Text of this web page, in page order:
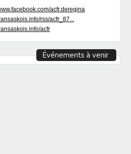
acfr.deregina
rss/acfr_87...
acfr
Événements à venir